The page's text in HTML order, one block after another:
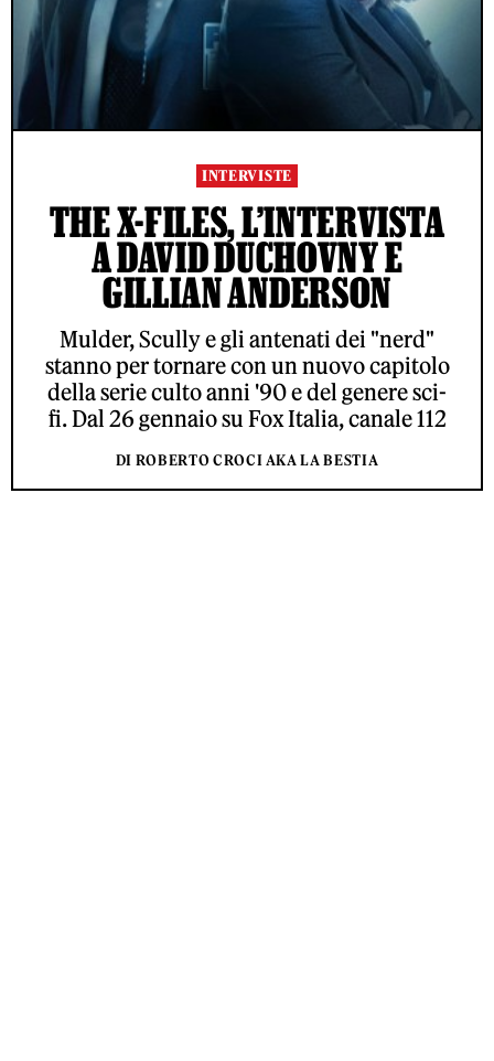
INTERVISTE
THE X-FILES, L’INTERVISTA
A DAVID DUCHOVNY E
GILLIAN ANDERSON
Mulder, Scully e gli antenati dei "nerd"
stanno per tornare con un nuovo capitolo
della serie culto anni '90 e del genere sci-
fi. Dal 26 gennaio su Fox Italia, canale 112
DI ROBERTO CROCI AKA LA BESTIA